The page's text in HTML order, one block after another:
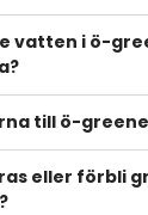
vatten i ö-
till ö-
eller förbli